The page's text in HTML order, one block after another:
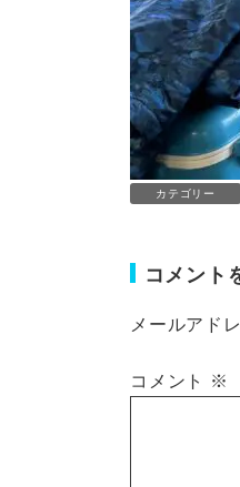
カテゴリー
コメント
メールアド
コメント ※